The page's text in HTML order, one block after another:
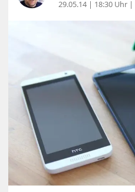
29.05.14 | 18:30 Uhr |